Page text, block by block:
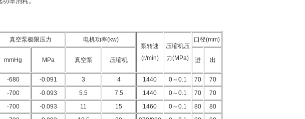
真空泵极限压力 电机功率(kw)
泵转速
(r/min)
压缩机压
力(MPa)
口径(mm)
mmHg MPa 真空泵 压缩机 进 出
-680 -0.091 3 4 1440 0～0.1 70
70
-700 -0.093 5.5 7.5 1440 0～0.1 70
70
-700 -0.093 11 15 1460 0～0.1 80
80